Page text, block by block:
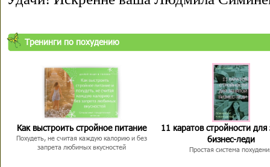
Тренинги по похудению
Как выстроить стройное питание
Похудеть, не считая каждую калорию и без
запрета любимых вкусностей
11 каратов стройности для
бизнес-леди
Простая система